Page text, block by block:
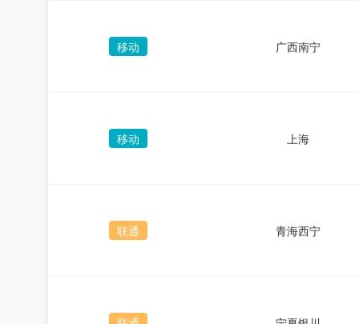
移动 广西南宁
移动 上海
联通 青海西宁